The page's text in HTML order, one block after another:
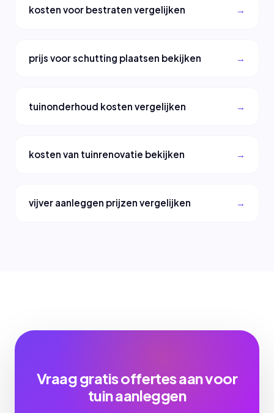
kosten voor bestraten vergelijken
prijs voor schutting plaatsen bekijken
tuinonderhoud kosten vergelijken
kosten van tuinrenovatie bekijken
vijver aanleggen prijzen vergelijken
Vraag gratis offertes aan voor
tuin aanleggen